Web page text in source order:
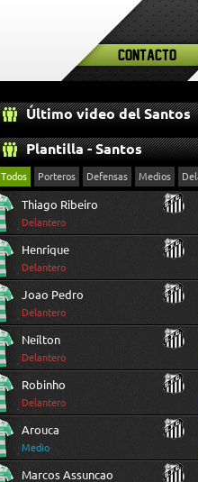
Contacto
Último video del Santos
Plantilla - Santos
Todos Porteros Defensas Medios
Thiago Ribeiro
Delantero
Henrique
Delantero
Joao Pedro
Delantero
Neílton
Delantero
Robinho
Delantero
Arouca
Medio
Marcos Assuncao